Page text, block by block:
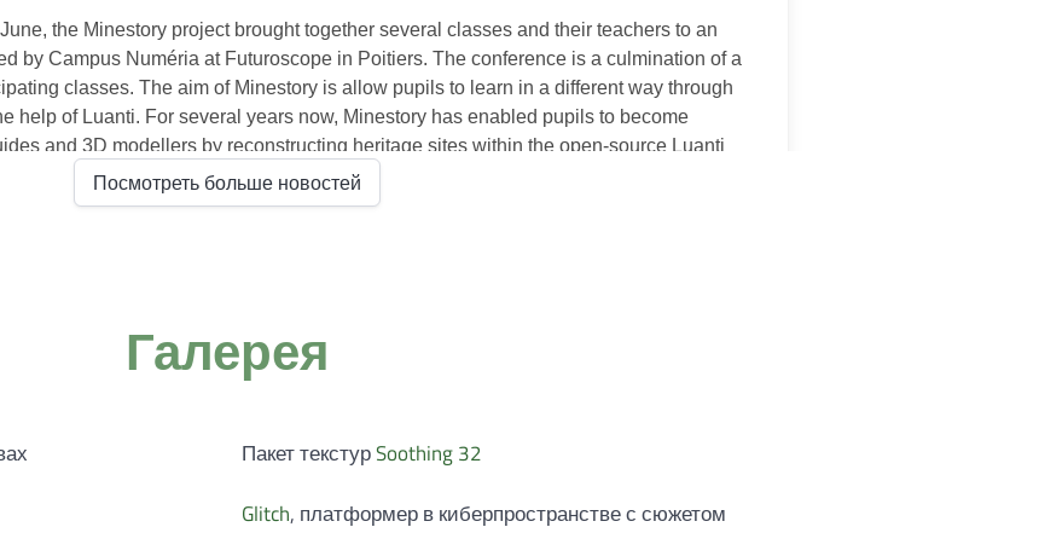
Посмотреть больше новостей
Галерея
Пакет текстурSoothing 32
Glitch, платформер в киберпространстве с сюжетом